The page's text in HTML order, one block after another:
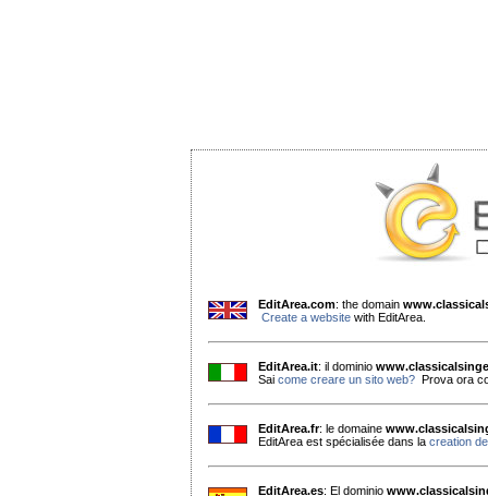
EditArea.com: the domain
Create a website with EditArea.
EditArea.it: il dominio
Sai come creare un sito web? Prova ora
EditArea.fr: le domaine
EditArea est spécialisée dans la creation
EditArea.es: El dominio